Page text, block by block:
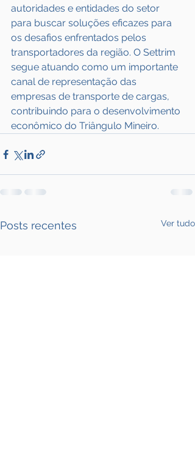
autoridades e entidades do setor
para buscar soluções eficazes para
os desafios enfrentados pelos
transportadores da região. O Settrim
segue atuando como um importante
canal de representação das
empresas de transporte de cargas,
contribuindo para o desenvolvimento
econômico do Triângulo Mineiro.
Posts recentes Ver tudo